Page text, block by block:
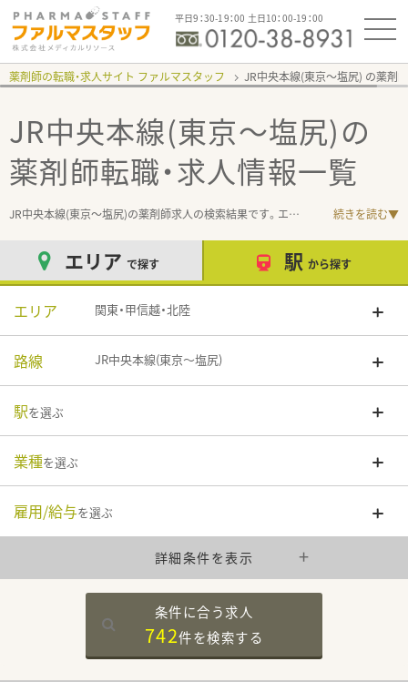
平日9：30-19：00 土日10：00-19：00
薬剤師の転職・求人サイト ファルマスタッフ JR中央本線(東京～塩尻)
JR中央本線(東京～塩尻)の
薬剤師転職・求人情報一覧
JR中央本線(東京～塩尻)の薬剤師求人の検索結果です。エリア・業種・雇用形態・こ 続きを読む▼
エリア で探す 駅 から探す
エリア 関東・甲信越・北陸
路線 JR中央本線(東京～塩尻)
駅を選ぶ
業種を選ぶ
雇用/給与を選ぶ
詳細条件を表示
条件に合う求人
742件を検索する